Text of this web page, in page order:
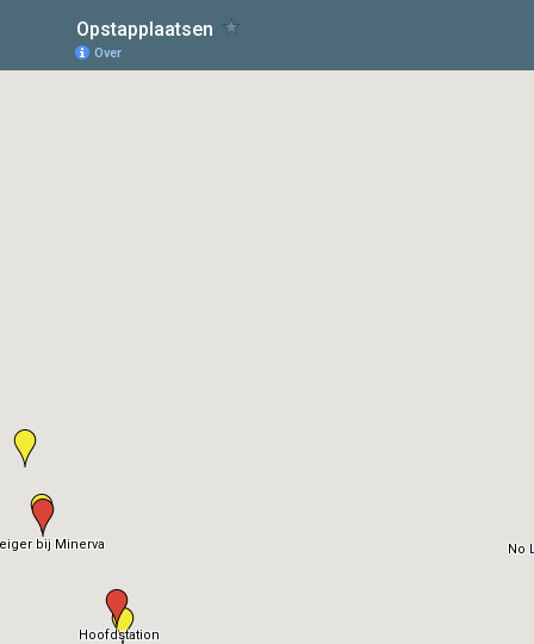
No
bij Minerva
Hoofdstation
Opstapplaatsen
Over